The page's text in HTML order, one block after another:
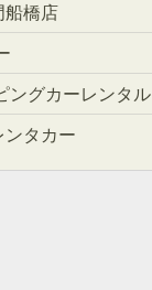
船橋店
ングカーレンタル
ンタカー